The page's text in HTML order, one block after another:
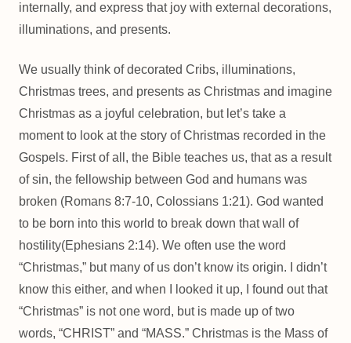
internally, and express that joy with external decorations,
illuminations, and presents.
We usually think of decorated Cribs, illuminations,
Christmas trees, and presents as Christmas and imagine
Christmas as a joyful celebration, but let’s take a
moment to look at the story of Christmas recorded in the
Gospels. First of all, the Bible teaches us, that as a result
of sin, the fellowship between God and humans was
broken (Romans 8:7-10, Colossians 1:21). God wanted
to be born into this world to break down that wall of
hostility(Ephesians 2:14). We often use the word
“Christmas,” but many of us don’t know its origin. I didn’t
know this either, and when I looked it up, I found out that
“Christmas” is not one word, but is made up of two
words, “CHRIST” and “MASS.” Christmas is the Mass of